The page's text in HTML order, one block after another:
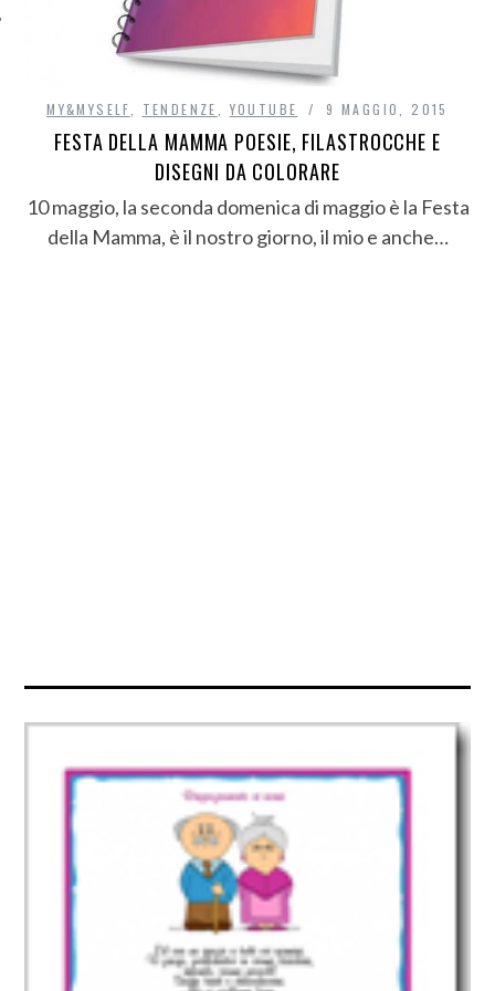
MY&MYSELF TENDENZE YOUTUBE 9 MAGGIO, 2015
FESTA DELLA MAMMA POESIE, FILASTROCCHE E
DISEGNI DA COLORARE
10 maggio, la seconda domenica di maggio è la Festa
della Mamma, è il nostro giorno, il mio e anche…